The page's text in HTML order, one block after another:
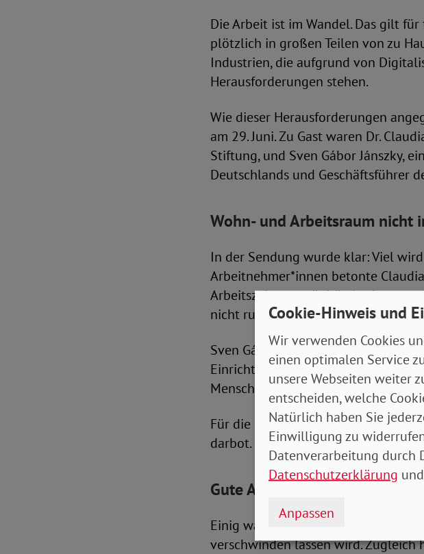
Die Arbeit ist im Wandel. Das gilt
plötzlich in großen Teilen von zu
Industrien, die aufgrund von
Herausforderungen stehen.
Wie dieser Herausforderungen
am 29. Juni. Zu Gast waren Dr.
Stiftung, und Sven Gábor Jánszky,
Deutschlands und Geschäftsführer
Wohn- und Arbeitsraum nicht
In der Sendung wurde klar: Viel
Arbeitnehmer*innen betonte
Arbeitszeitsouveränität. Auch wer
nicht rund um die Uhr erreichbar
Sven Gábor Jánszky hielt fest,
Einrichtung, aber auch der Art des
Menschen weiterhin gerne dort
Für die musikalische Auflockerung
darbot.
Gute Arbeitsbedingungen
Einig waren sich die Gäste, dass
verschwinden lassen wird. Zugleich
Cookie-Hinweis und
Wir verwenden Cookies
einen optimalen Service
unsere Webseiten weiter
entscheiden, welche
Natürlich haben Sie
Einwilligung zu
Datenverarbeitung durch
Datenschutzerklärung
Anpassen